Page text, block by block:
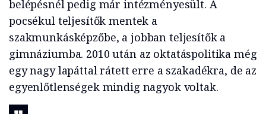
belépésnél pedig már intézményesült. A
pocsékul teljesítők mentek a
szakmunkásképzőbe, a jobban teljesítők a
gimnáziumba. 2010 után az oktatáspolitika még
egy nagy lapáttal rátett erre a szakadékra, de az
egyenlőtlenségek mindig nagyok voltak.